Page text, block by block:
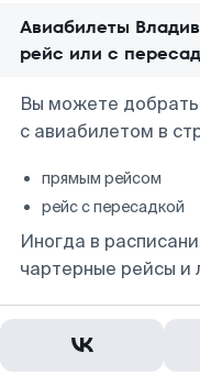
Авиабилеты
рейс или с
Вы можете
с авиабилетом в
прямым рейсом
рейс с пересадкой
Иногда в
чартерные рейсы и